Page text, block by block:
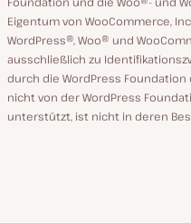
Eigentum von WooCommerce,
WordPress®, Woo® und
ausschließlich zu
durch die WordPress Foundation
nicht von der WordPress
unterstützt, ist nicht in deren